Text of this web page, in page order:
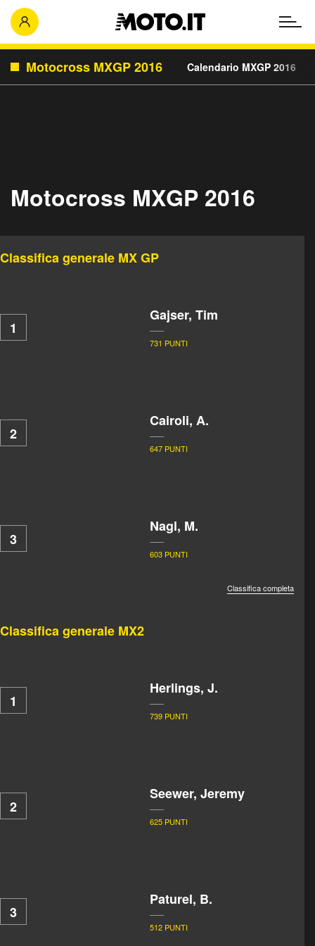
Motocross MXGP 2016 Calendario MXGP 2016
Motocross MXGP 2016
Classifica generale MX GP
1
Gajser, Tim
731 PUNTI
2
Cairoli, A.
647 PUNTI
3
Nagl, M.
603 PUNTI
Classifica completa
Classifica generale MX2
1
Herlings, J.
739 PUNTI
2
Seewer, Jeremy
625 PUNTI
3
Paturel, B.
512 PUNTI